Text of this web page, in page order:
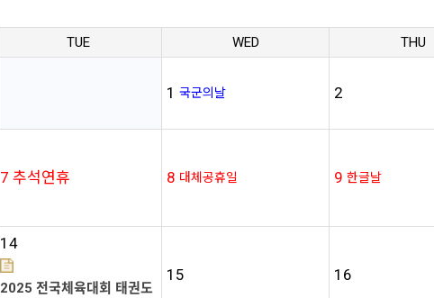
TUE WED THU
1 국군의날 2
7 추석연휴 8 대체공휴일 9 한글날
14
2025 전국체육대회 태권도
15 16